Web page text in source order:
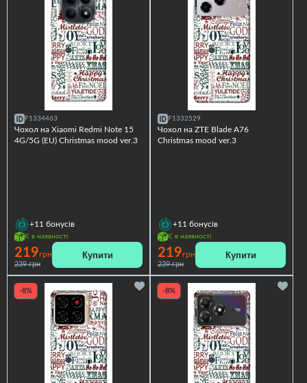
F1334463
Чохол на Xiaomi Redmi Note 15
4G/5G (EU) Christmas mood ver.3
+11 бонусів
Є в наявності
219грн
239 грн
Купити
F1332529
Чохол на ZTE Blade A76
Christmas mood ver.3
+11 бонусів
Є в наявності
219грн
239 грн
Купити
-8% -8%